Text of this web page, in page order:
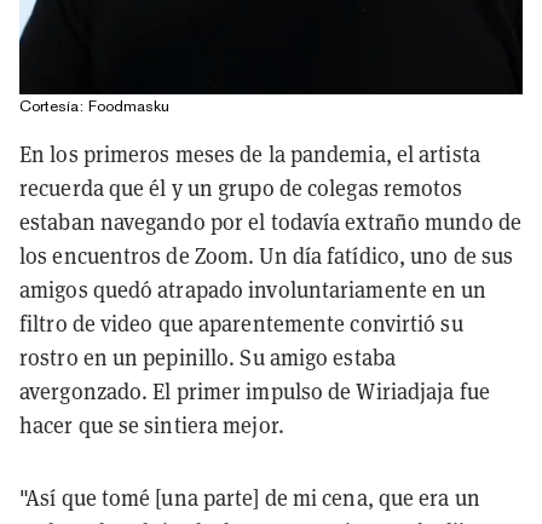
Cortesía: Foodmasku
En los primeros meses de la pandemia, el artista
recuerda que él y un grupo de colegas remotos
estaban navegando por el todavía extraño mundo de
los encuentros de Zoom. Un día fatídico, uno de sus
amigos quedó atrapado involuntariamente en un
filtro de video que aparentemente convirtió su
rostro en un pepinillo. Su amigo estaba
avergonzado. El primer impulso de Wiriadjaja fue
hacer que se sintiera mejor.
"Así que tomé [una parte] de mi cena, que era un